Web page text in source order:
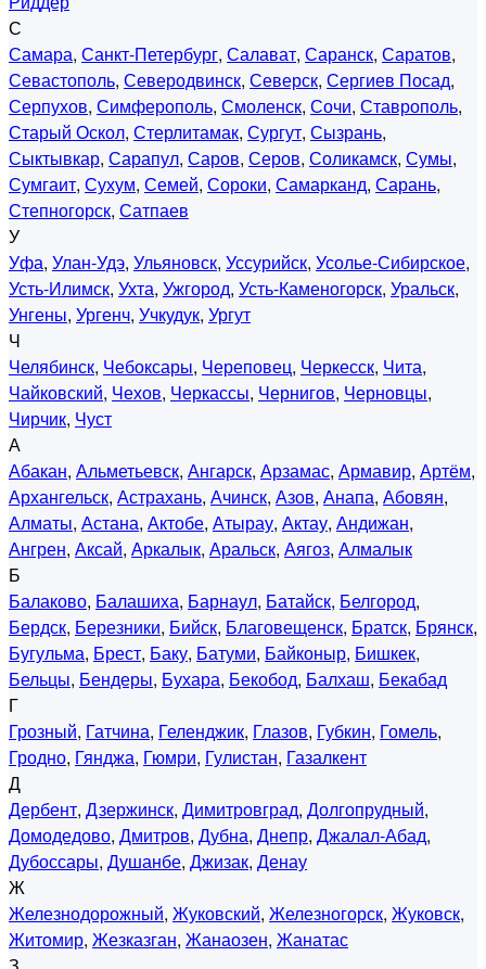
С
Самара, Санкт-Петербург, Салават, Саранск, Саратов,
Севастополь, Северодвинск, Северск, Сергиев Посад,
Серпухов, Симферополь, Смоленск, Сочи, Ставрополь,
Старый Оскол, Стерлитамак, Сургут, Сызрань,
Сыктывкар, Сарапул, Саров, Серов, Соликамск, Сумы,
Сумгаит, Сухум, Семей, Сороки, Самарканд, Сарань,
Степногорск, Сатпаев
У
Уфа, Улан-Удэ, Ульяновск, Уссурийск, Усолье-Сибирское,
Усть-Илимск, Ухта, Ужгород, Усть-Каменогорск, Уральск,
Унгены, Ургенч, Учкудук, Ургут
Ч
Челябинск, Чебоксары, Череповец, Черкесск, Чита,
Чайковский, Чехов, Черкассы, Чернигов, Черновцы,
Чирчик, Чуст
А
Абакан, Альметьевск, Ангарск, Арзамас, Армавир, Артём,
Архангельск, Астрахань, Ачинск, Азов, Анапа, Абовян,
Алматы, Астана, Актобе, Атырау, Актау, Андижан,
Ангрен, Аксай, Аркалык, Аральск, Аягоз, Алмалык
Б
Балаково, Балашиха, Барнаул, Батайск, Белгород,
Бердск, Березники, Бийск, Благовещенск, Братск, Брянск,
Бугульма, Брест, Баку, Батуми, Байконыр, Бишкек,
Бельцы, Бендеры, Бухара, Бекобод, Балхаш, Бекабад
Г
Грозный, Гатчина, Геленджик, Глазов, Губкин, Гомель,
Гродно, Гянджа, Гюмри, Гулистан, Газалкент
Д
Дербент, Дзержинск, Димитровград, Долгопрудный,
Домодедово, Дмитров, Дубна, Днепр, Джалал-Абад,
Дубоссары, Душанбе, Джизак, Денау
Ж
Железнодорожный, Жуковский, Железногорск, Жуковск,
Житомир, Жезказган, Жанаозен, Жанатас